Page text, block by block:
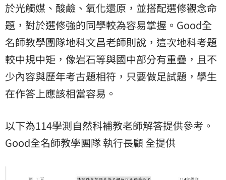
於光觸媒、酸鹼、氧化還原，並搭配選修觀念命
題，對於選修強的同學較為容易掌握。Good全
名師教學團隊地科文昌老師則說，這次地科考題
較中規中矩，像岩石等與國中部分有重疊，且不
少內容與歷年考古題相符，只要做足試題，學生
在作答上應該相當容易。
以下為114學測自然科補教老師解答提供參考。
Good全名師教學團隊 執行長顧 全提供